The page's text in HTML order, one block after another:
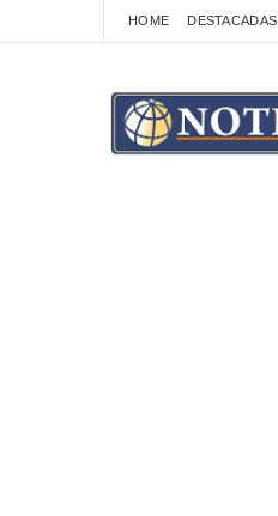
HOME DESTACADAS